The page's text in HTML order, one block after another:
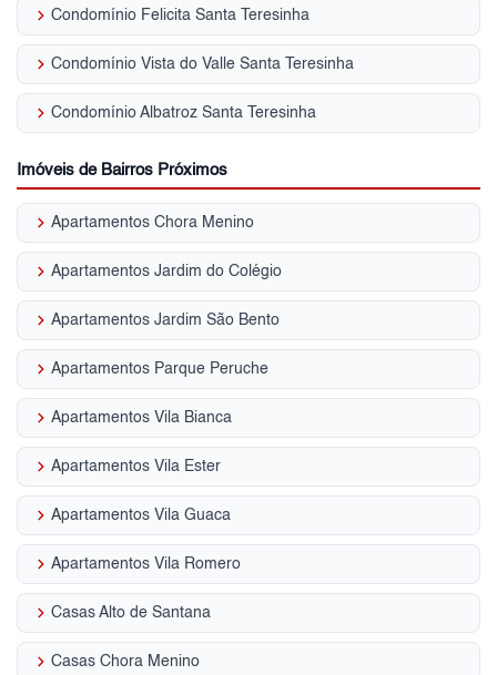
keyboard_arrow_right Condomínio Felicita Santa Teresinha
keyboard_arrow_right Condomínio Vista do Valle Santa Teresinha
keyboard_arrow_right Condomínio Albatroz Santa Teresinha
Imóveis de Bairros Próximos
keyboard_arrow_right Apartamentos Chora Menino
keyboard_arrow_right Apartamentos Jardim do Colégio
keyboard_arrow_right Apartamentos Jardim São Bento
keyboard_arrow_right Apartamentos Parque Peruche
keyboard_arrow_right Apartamentos Vila Bianca
keyboard_arrow_right Apartamentos Vila Ester
keyboard_arrow_right Apartamentos Vila Guaca
keyboard_arrow_right Apartamentos Vila Romero
keyboard_arrow_right Casas Alto de Santana
keyboard_arrow_right Casas Chora Menino